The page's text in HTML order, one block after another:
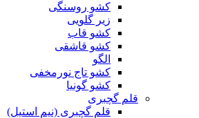
کشو روسنگی
زیر گلویی
کشو قاب
کشو قاشقی
الگو
کشو تاج نورمخفی
کشو گونیا
قلم گچبری
قلم گچبری (نیم استیل)